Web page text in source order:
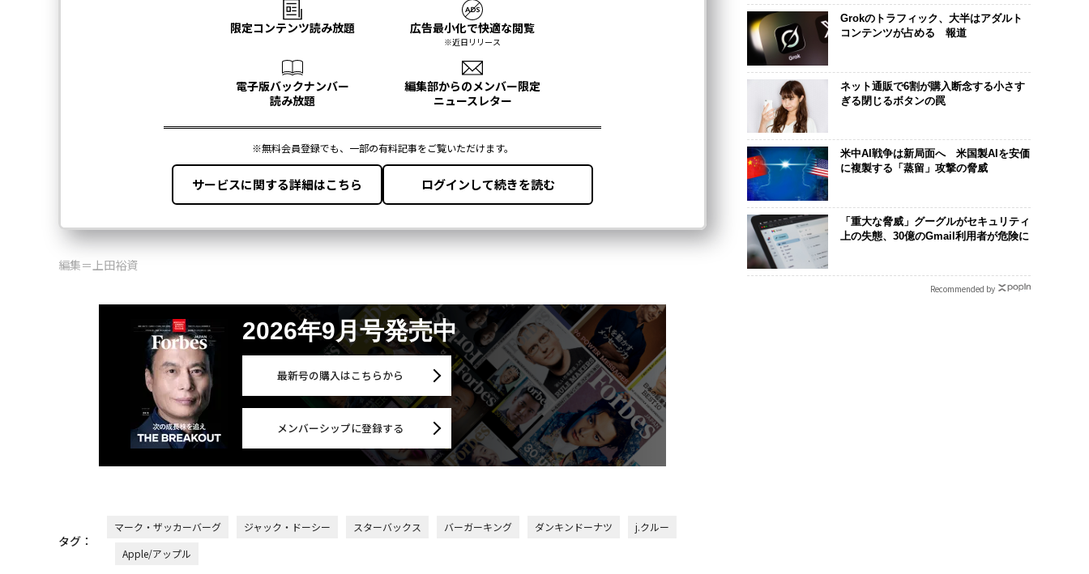
編集＝上田裕資
2026年9月号発売中
最新号の購入はこちらから
メンバーシップに登録する
タグ：
マーク・ザッカーバーグ ジャック・ドーシー スターバックス バーガーキング ダンキンドーナツ
j.クルー
Apple/アップル
Grokのトラフィック、大半はアダルト
コンテンツが占める 報道
ネット通販で6割が購入断念する小さす
ぎる閉じるボタンの罠
米中AI戦争は新局面へ 米国製AIを安価
に複製する「蒸留」攻撃の脅威
「重大な脅威」グーグルがセキュリティ
上の失態、30億のGmail利用者が危険に
Recommended by